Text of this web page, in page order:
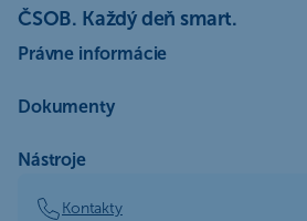
ČSOB. Každý deň smart.
Právne informácie
Dokumenty
Nástroje
Kontakty